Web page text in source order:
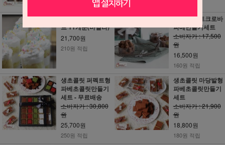
밀어먹는 컵케익세
트 11개분(바닐라)
21,700원
210원 적립
행운의 하트크로바
파베만들기세트
소비자가 : 17,500
원
16,500원
160원 적립
생초콜릿 퍼펙트형
파베초콜릿만들기
세트 - 무료배송
소비자가 : 30,800
원
25,700원
250원 적립
생초콜릿 마당발형
파베초콜릿만들기
세트
소비자가 : 21,900
원
18,800원
180원 적립